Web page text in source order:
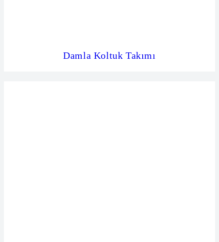
Damla Koltuk Takımı